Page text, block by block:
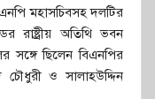
মহাসচিবসহ দলটির
রাষ্ট্রীয় অতিথি ভবন
সঙ্গে ছিলেন বিএনপির
ও সালাহউদ্দিন